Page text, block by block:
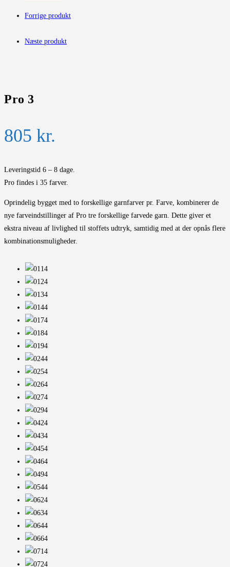
Forrige produkt
Næste produkt
Pro 3
805 kr.
Leveringstid 6 – 8 dage.
Pro findes i 35 farver.
Oprindelig bygget med to forskellige garnfarver pr. Farve, kombinerer de
nye farveindstillinger af Pro tre forskellige farvede garn. Dette giver et
ekstra niveau af livlighed til stoffets udtryk, samtidig med at der opnås flere
kombinationsmuligheder.